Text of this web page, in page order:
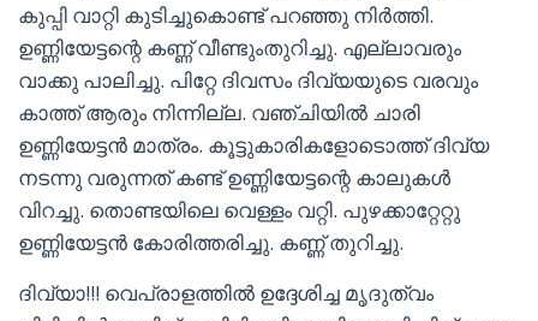
കുപ്പി വാറ്റി കുടിച്ചുകൊണ്ട് പറഞ്ഞു നിർത്തി.
ഉണ്ണിയേട്ടന്റെ കണ്ണ് വീണ്ടുംതുറിച്ചു. എല്ലാവരും
വാക്കു പാലിച്ചു. പിറ്റേ ദിവസം ദിവ്യയുടെ വരവും
കാത്ത് ആരും നിന്നില്ല. വഞ്ചിയിൽ ചാരി
ഉണ്ണിയേട്ടൻ മാത്രം. കൂട്ടുകാരികളോടൊത്ത് ദിവ്യ
നടന്നു വരുന്നത് കണ്ട് ഉണ്ണിയേട്ടന്റെ കാലുകൾ
വിറച്ചു. തൊണ്ടയിലെ വെള്ളം വറ്റി. പുഴക്കാറ്റേറ്റു
ഉണ്ണിയേട്ടൻ കോരിത്തരിച്ചു. കണ്ണ് തുറിച്ചു.
ദിവ്യാ!!! വെപ്രാളത്തിൽ ഉദ്ദേശിച്ച മൃദുത്വം